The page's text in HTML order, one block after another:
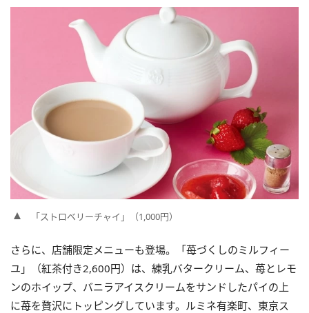
「ストロベリーチャイ」（1,000円）
さらに、店舗限定メニューも登場。「苺づくしのミルフィー
ユ」（紅茶付き2,600円）は、練乳バタークリーム、苺とレモ
ンのホイップ、バニラアイスクリームをサンドしたパイの上
に苺を贅沢にトッピングしています。ルミネ有楽町、東京ス